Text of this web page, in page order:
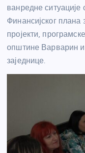
ванредне
Финансијског плана
пројекти,
општине Варварин и
заједнице.